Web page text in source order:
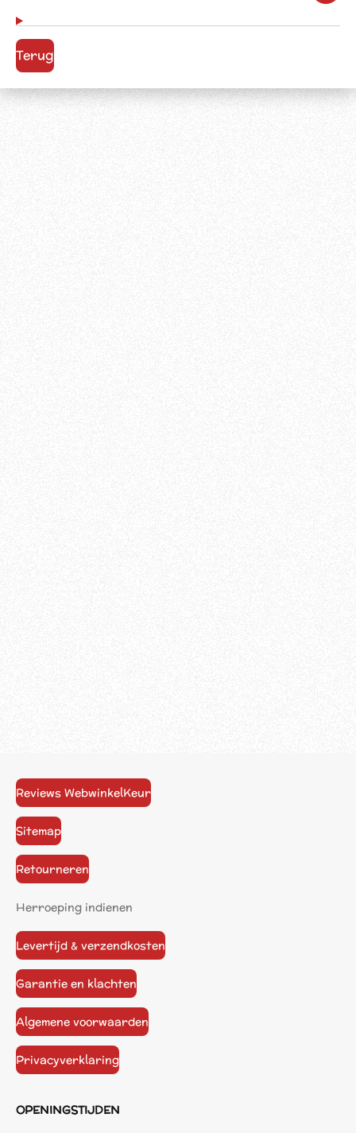
Terug
Reviews WebwinkelKeur
Sitemap
Retourneren
Herroeping indienen
Levertijd & verzendkosten
Garantie en klachten
Algemene voorwaarden
Privacyverklaring
OPENINGSTIJDEN